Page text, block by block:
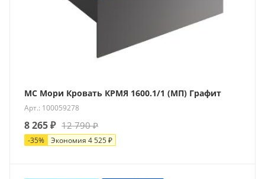
МС Мори Кровать КРМЯ 1600.1/1 (МП) Графит
Арт.: 100059278
8 265₽ 12 790₽
-35% Экономия 4 525₽